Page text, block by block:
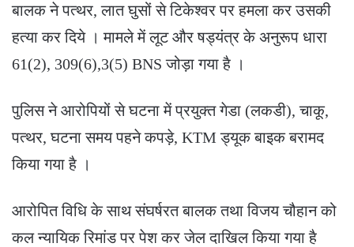
बालक ने पत्थर, लात घुसों से टिकेश्वर पर हमला कर उसकी
हत्या कर दिये । मामले में लूट और षड्यंत्र के अनुरूप धारा
61(2), 309(6),3(5) BNS जोड़ा गया है ।
पुलिस ने आरोपियों से घटना में प्रयुक्त गेडा (लकडी), चाकू,
पत्थर, घटना समय पहने कपड़े, KTM ड्यूक बाइक बरामद
किया गया है ।
आरोपित विधि के साथ संघर्षरत बालक तथा विजय चौहान को
कल न्यायिक रिमांड पर पेश कर जेल दाखिल किया गया है